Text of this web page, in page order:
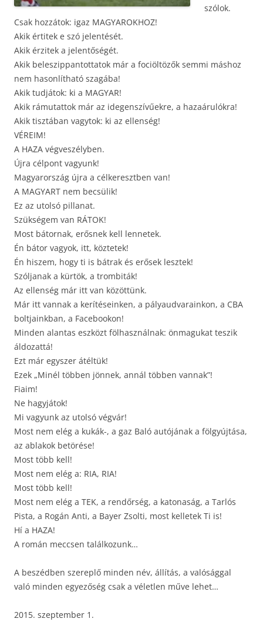
szólok.
Csak hozzátok: igaz MAGYAROKHOZ!
Akik értitek e szó jelentését.
Akik érzitek a jelentőségét.
Akik beleszippantottatok már a fociöltözők semmi máshoz
nem hasonlítható szagába!
Akik tudjátok: ki a MAGYAR!
Akik rámutattok már az idegenszívűekre, a hazaárulókra!
Akik tisztában vagytok: ki az ellenség!
VÉREIM!
A HAZA végveszélyben.
Újra célpont vagyunk!
Magyarország újra a célkeresztben van!
A MAGYART nem becsülik!
Ez az utolsó pillanat.
Szükségem van RÁTOK!
Most bátornak, erősnek kell lennetek.
Én bátor vagyok, itt, köztetek!
Én hiszem, hogy ti is bátrak és erősek lesztek!
Szóljanak a kürtök, a trombiták!
Az ellenség már itt van közöttünk.
Már itt vannak a kerítéseinken, a pályaudvarainkon, a CBA
boltjainkban, a Facebookon!
Minden alantas eszközt fölhasználnak: önmagukat teszik
áldozattá!
Ezt már egyszer átéltük!
Ezek „Minél többen jönnek, annál többen vannak”!
Fiaim!
Ne hagyjátok!
Mi vagyunk az utolsó végvár!
Most nem elég a kukák-, a gaz Baló autójának a fölgyújtása,
az ablakok betörése!
Most több kell!
Most nem elég a: RIA, RIA!
Most több kell!
Most nem elég a TEK, a rendőrség, a katonaság, a Tarlós
Pista, a Rogán Anti, a Bayer Zsolti, most kelletek Ti is!
Hí a HAZA!
A román meccsen találkozunk…
A beszédben szereplő minden név, állítás, a valósággal
való minden egyezőség csak a véletlen műve lehet…
2015. szeptember 1.